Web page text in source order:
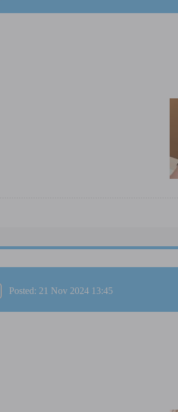
Posted: 21 Nov 2024 13:45